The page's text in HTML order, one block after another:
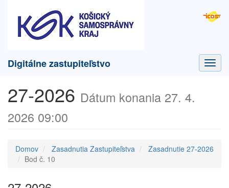
Digitálne zastupiteľstvo
27-2026 Dátum konania 27. 4.
2026 09:00
Domov Zasadnutia Zastupiteľstva
Zasadnutie 27-2026
Bod č. 10